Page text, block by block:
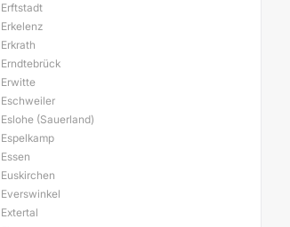
Erftstadt
Erkelenz
Erkrath
Erndtebrück
Erwitte
Eschweiler
Eslohe (Sauerland)
Espelkamp
Essen
Euskirchen
Everswinkel
Extertal